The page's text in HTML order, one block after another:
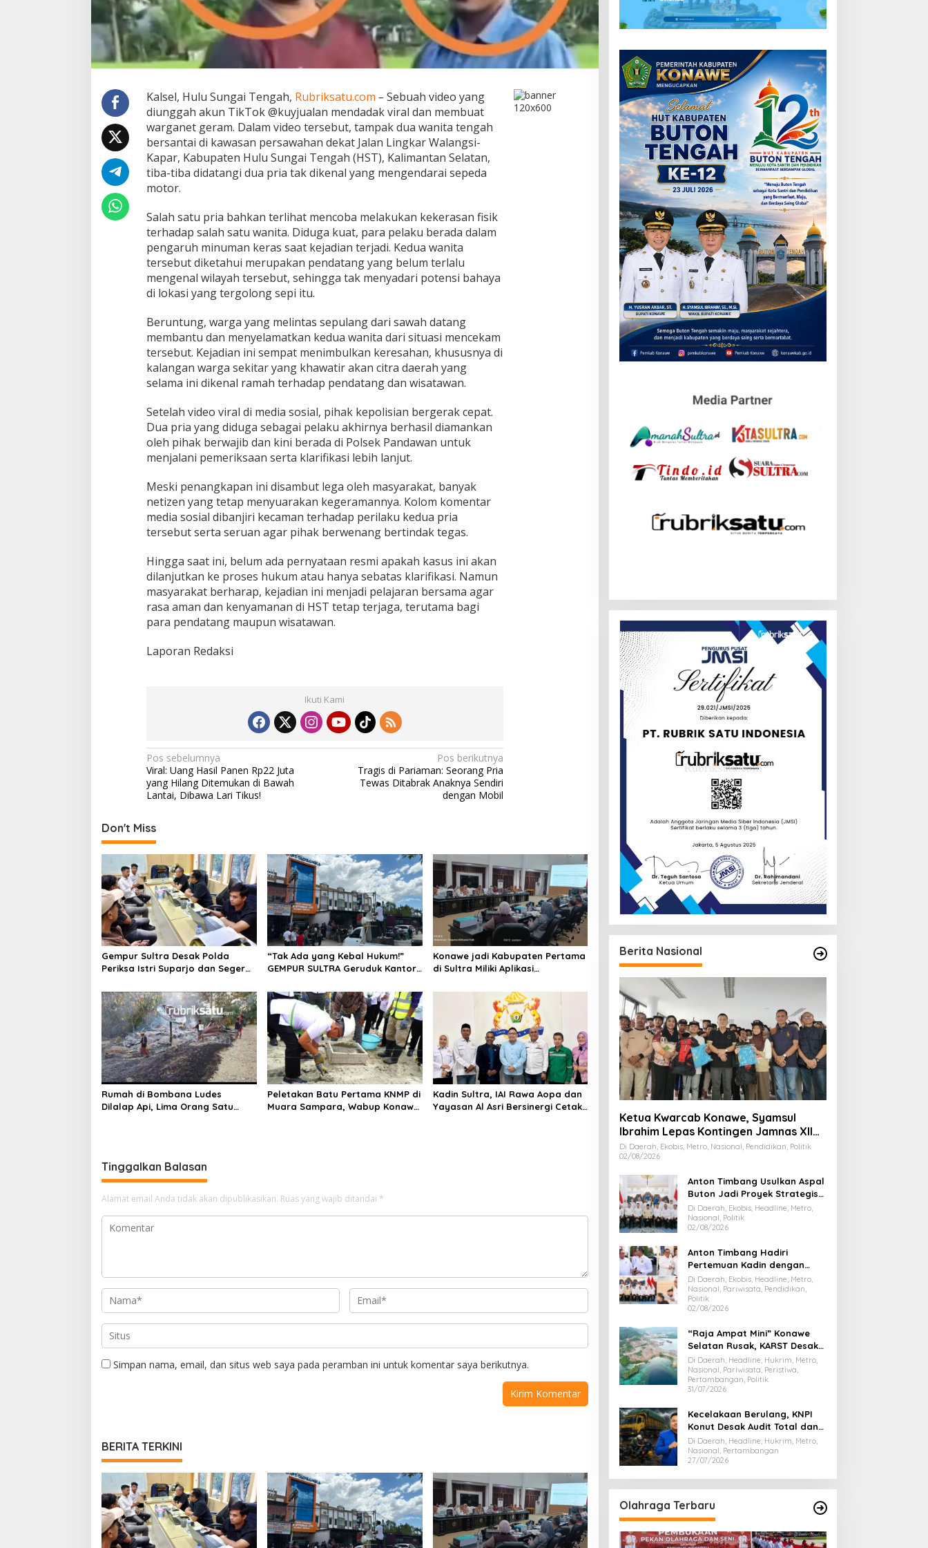
h
a
n
H
S
T
P
e
l
a
k
u
K
i
D
i
m
a
n
k
Kalsel, Hulu Sungai Tengah, Rubriksatu.com – Sebuah video yang
diunggah akun TikTok @kuyjualan mendadak viral dan membuat
warganet geram. Dalam video tersebut, tampak dua wanita tengah
bersantai di kawasan persawahan dekat Jalan Lingkar Walangsi-
Kapar, Kabupaten Hulu Sungai Tengah (HST), Kalimantan Selatan,
tiba-tiba didatangi dua pria tak dikenal yang mengendarai sepeda
motor.
Salah satu pria bahkan terlihat mencoba melakukan kekerasan fisik
terhadap salah satu wanita. Diduga kuat, para pelaku berada dalam
pengaruh minuman keras saat kejadian terjadi. Kedua wanita
tersebut diketahui merupakan pendatang yang belum terlalu
mengenal wilayah tersebut, sehingga tak menyadari potensi bahaya
di lokasi yang tergolong sepi itu.
Beruntung, warga yang melintas sepulang dari sawah datang
membantu dan menyelamatkan kedua wanita dari situasi mencekam
tersebut. Kejadian ini sempat menimbulkan keresahan, khususnya di
kalangan warga sekitar yang khawatir akan citra daerah yang
selama ini dikenal ramah terhadap pendatang dan wisatawan.
Setelah video viral di media sosial, pihak kepolisian bergerak cepat.
Dua pria yang diduga sebagai pelaku akhirnya berhasil diamankan
oleh pihak berwajib dan kini berada di Polsek Pandawan untuk
menjalani pemeriksaan serta klarifikasi lebih lanjut.
Meski penangkapan ini disambut lega oleh masyarakat, banyak
netizen yang tetap menyuarakan kegeramannya. Kolom komentar
media sosial dibanjiri kecaman terhadap perilaku kedua pria
tersebut serta seruan agar pihak berwenang bertindak tegas.
Hingga saat ini, belum ada pernyataan resmi apakah kasus ini akan
dilanjutkan ke proses hukum atau hanya sebatas klarifikasi. Namun
masyarakat berharap, kejadian ini menjadi pelajaran bersama agar
rasa aman dan kenyamanan di HST tetap terjaga, terutama bagi
para pendatang maupun wisatawan.
Laporan Redaksi
Ikuti Kami
N
a
v
g
a
s
i
p
o
s
Pos sebelumnya
Viral: Uang Hasil Panen Rp22 Juta
yang Hilang Ditemukan di Bawah
Lantai, Dibawa Lari Tikus!
Pos berikutnya
Tragis di Pariaman: Seorang Pria
Tewas Ditabrak Anaknya Sendiri
dengan Mobil
Don't Miss
Gempur Sultra Desak Polda
Periksa Istri Suparjo dan Segera
Ilegal
“Tak Ada yang Kebal Hukum!”
GEMPUR SULTRA Geruduk Kantor
Tadisangka, Siap Kuasai Lahan
Puuwatu
Konawe jadi Kabupaten Pertama
di Sultra Miliki Aplikasi
Restui Anggaran Rp200 Juta
Rumah di Bombana Ludes
Dilalap Api, Lima Orang Satu
Peletakan Batu Pertama KNMP di
Muara Sampara, Wabup Konawe
Kadin Sultra, IAI Rawa Aopa dan
Yayasan Al Asri Bersinergi Cetak
Tinggalkan Balasan
Alamat email Anda tidak akan dipublikasikan. Ruas yang wajib ditandai *
Simpan nama, email, dan situs web saya pada peramban ini untuk komentar saya berikutnya.
BERITA TERKINI
Berita Nasional
Ketua Kwarcab Konawe, Syamsul
Ibrahim Lepas Kontingen Jamnas XII
2026
Di Daerah, Ekobis, Metro, Nasional, Pendidikan, Politik
02/08/2026
Anton Timbang Usulkan Aspal
Buton Jadi Proyek Strategis
Nasional
Di Daerah, Ekobis, Headline, Metro,
Nasional, Politik
02/08/2026
Anton Timbang Hadiri
Pertemuan Kadin dengan
Presiden Prabowo, Bawa Misi
Majukan Ekonomi Sultra
Di Daerah, Ekobis, Headline, Metro,
Nasional, Pariwisata, Pendidikan,
Politik
02/08/2026
“Raja Ampat Mini” Konawe
Selatan Rusak, KARST Desak
Gubernur Evaluasi Total
Dispar Sultra
Di Daerah, Headline, Hukrim, Metro,
Nasional, Pariwisata, Peristiwa,
Pertambangan, Politik
31/07/2026
Kecelakaan Berulang, KNPI
Konut Desak Audit Total dan
Hentikan Hauling PT SPL
Di Daerah, Headline, Hukrim, Metro,
Nasional, Pertambangan
27/07/2026
Olahraga Terbaru